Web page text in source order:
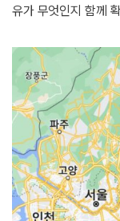
유가 무엇인지 함께